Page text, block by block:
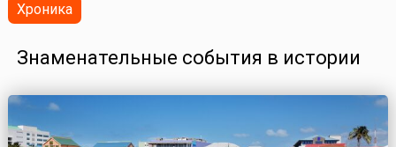
Хроника
Знаменательные события в истории